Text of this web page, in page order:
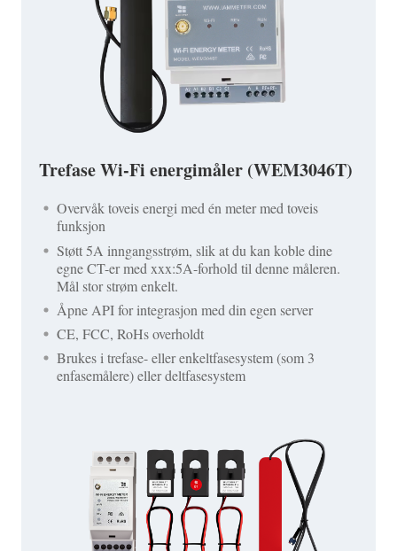
Trefase Wi-Fi energimåler (WEM3046T)
Overvåk toveis energi med én meter med toveis
funksjon
Støtt 5A inngangsstrøm, slik at du kan koble dine
egne CT-er med xxx:5A-forhold til denne måleren.
Mål stor strøm enkelt.
Åpne API for integrasjon med din egen server
CE, FCC, RoHs overholdt
Brukes i trefase- eller enkeltfasesystem (som 3
enfasemålere) eller deltfasesystem